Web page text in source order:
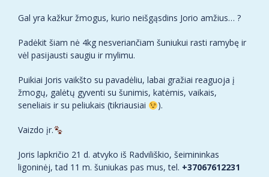
Gal yra kažkur žmogus, kurio neišgąsdins Jorio amžius… ?
Padėkit šiam nė 4kg nesveriančiam šuniukui rasti ramybę ir
vėl pasijausti saugiu ir mylimu.
Puikiai Joris vaikšto su pavadėliu, labai gražiai reaguoja į
žmogų, galėtų gyventi su šunimis, katėmis, vaikais,
seneliais ir su peliukais (tikriausiai
).
Vaizdo įr.
Joris lapkričio 21 d. atvyko iš Radviliškio, šeimininkas
ligoninėj, tad 11 m. šuniukas pas mus, tel. +37067612231